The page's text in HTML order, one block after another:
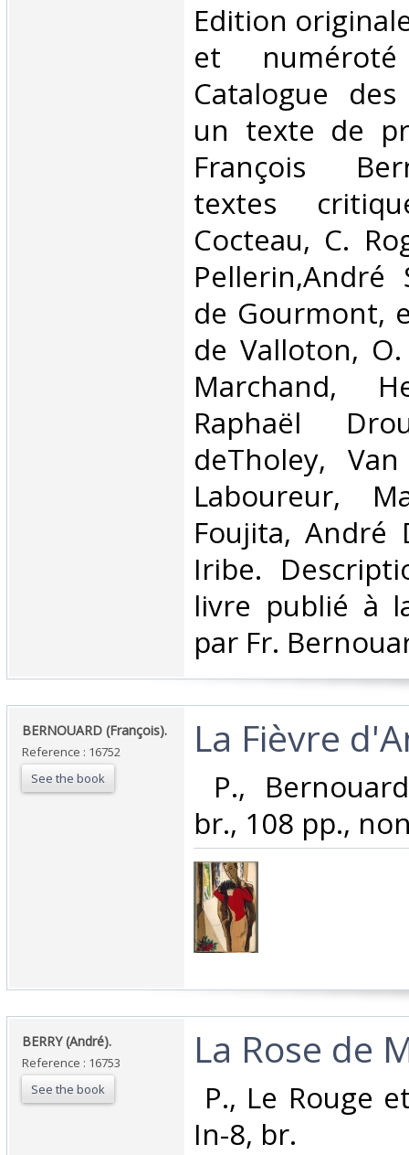
‎Edition
et
Catalogue
un texte de
François
textes
Cocteau, C.
Pellerin,André
de Gourmont,
de Valloton,
Marchand,
Raphaël
deTholey,
Laboureur,
Foujita, André
Iribe.
livre publié à
par Fr.
‎BERNOUARD (François).‎
Reference : 16752
See the book
‎La Fièvre
P.,
br., 108 pp.,
‎BERRY (André).‎
Reference : 16753
See the book
‎La Rose de
P., Le Rouge
In-8, br. ‎